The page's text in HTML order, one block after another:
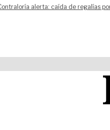
alerta: caída de regalías